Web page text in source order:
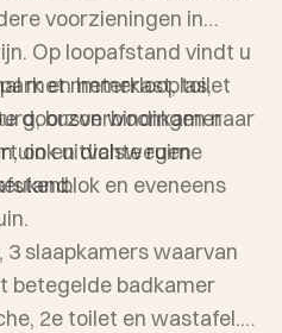
voorzieningen in
Op loopafstand vindt u
en Immerlooplas,
busverbindingen naar
ook uitvalswegen
met meterkast, toilet
doorzon woonkamer
en dichte ruime
en eveneens
3 slaapkamers waarvan
betegelde badkamer
voorzien van inloopdouche, 2e toilet en wastafel.